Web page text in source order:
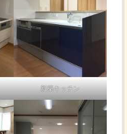
新築キッチン